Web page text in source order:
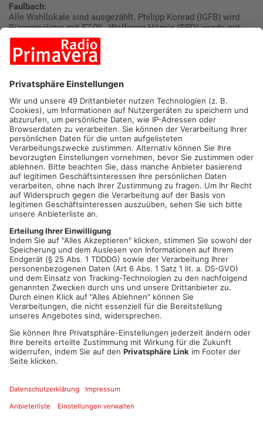
Faulbach:
Alle Wahllokale sind ausgezählt. Philipp Konrad (IGFB) wird
Bürgermeister mit 57,0%. Wolfgang Hörnig (SPD) wurde mit
43,0% abgewählt.
Großheubach:
Alle Wahllokale sind ausgezählt. Korbinian Zipf (PWG/FW) wird
Bürgermeister mit 63,0%. Gegenkandidatin Ulrike Oettinger
(HmZ) lag bei 37,0%.
Kleinwallstadt:
Alle Wahllokale sind ausgezählt. Robert Rodenhausen (UWG)
wird Bürgermeister mit 52,9%. Gegenkandidat Alexander
Kaufmann (CSU) lag bei 47,1%.
Klingenberg:
Alle Wahllokale sind ausgezählt. René Wolf (FWKR) wird
Bürgermeister mit 62,3%. Gegenkandidat Udo Ackermann
(FWT) lag bei 37,7%.
Wörth:
Wörth) wird Bürgermeister mit 54,6%. Gegenkandidat Jochen
Dotzel lag bei 45,4%.
Die Ergebnisse der Wahlen am Bayerischen Untermain vom
08. März:
Zur Oberbürgermeisterwahl in Aschaffenburg
Zur Landratswahl im Kreis Aschaffenburg
Zu den Bürgermeisterwahlen im Kreis Aschaffenburg
Zur Landratswahl im Kreis Miltenberg